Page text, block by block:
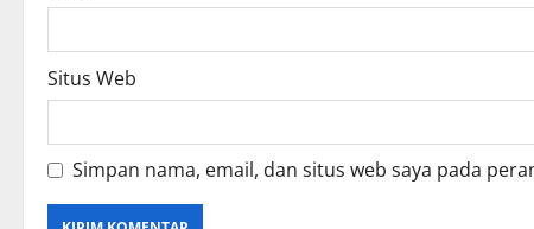
Situs Web
Simpan nama, email, dan situs web saya pada